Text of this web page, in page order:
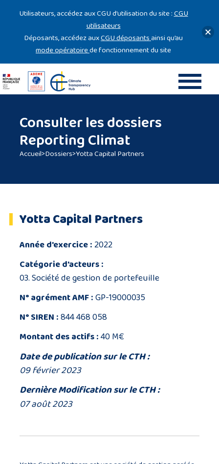
Consulter les dossiers
Reporting Climat
Accueil>Dossiers>Yotta Capital Partners
Yotta Capital Partners
Année d'exercice :2022
Catégorie d'acteurs :
03. Société de gestion de portefeuille
N° agrément AMF :GP-19000035
N° SIREN :844 468 058
Montant des actifs :40 M€
Date de publication sur le CTH :
09 février 2023
Dernière Modification sur le CTH :
07 août 2023
Utilisateurs, accédez aux CGU d’utilisation du site :CGU
utilisateurs
Déposants, accédez auxCGU déposantsainsi qu’au
mode opératoirede fonctionnement du site